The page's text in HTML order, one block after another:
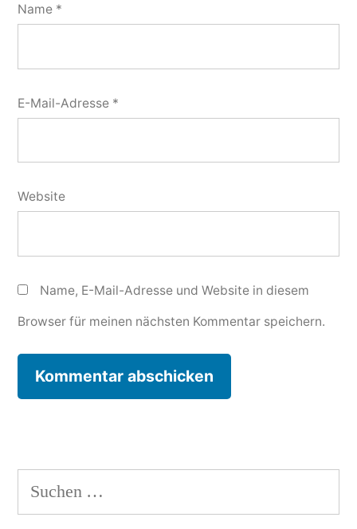
Name *
E-Mail-Adresse *
Website
Name, E-Mail-Adresse und Website in diesem
Browser für meinen nächsten Kommentar speichern.
Suchen
nach: